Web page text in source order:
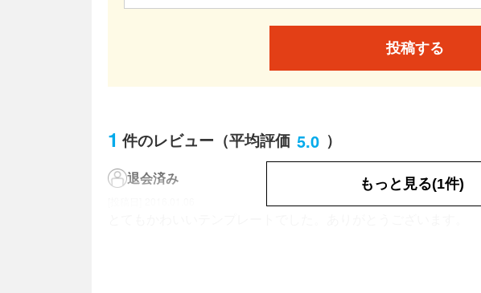
投稿する
1 件のレビュー （平均評価 5.0 ）
退会済み もっと見る(1件)